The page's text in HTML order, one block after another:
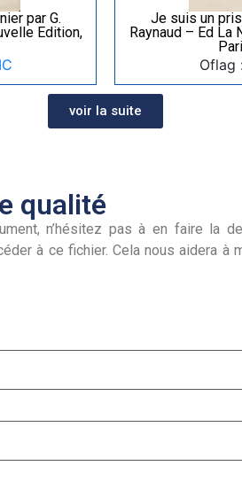
par G.
Edition,
Je suis un
Raynaud – Ed La
Oflag
voir la suite
qualité
n’hésitez pas à en faire
à ce fichier. Cela nous aidera